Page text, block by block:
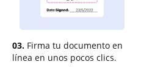
03. Firma tu documento en
línea en unos pocos clics.